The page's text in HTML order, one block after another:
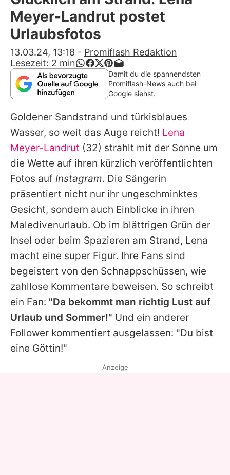
Alle Themen auf Promiflash
Jobs
App runterladen
Team
Redaktionelle Richtlinien
Impressum
Datenschutzerklärung
Nutzungsbedingungen
Utiq verwalten
Meyer-Landrut postet
Urlaubsfotos
13.03.24, 13:18 - Promiflash Redaktion
Lesezeit: 2 min
Damit du die spannendsten
Promiflash-News auch bei
Google siehst.
Goldener Sandstrand und türkisblaues
Wasser, so weit das Auge reicht! Lena
Meyer-Landrut (32) strahlt mit der Sonne um
die Wette auf ihren kürzlich veröffentlichten
Fotos auf Instagram. Die Sängerin
präsentiert nicht nur ihr ungeschminktes
Gesicht, sondern auch Einblicke in ihren
Maledivenurlaub. Ob im blättrigen Grün der
Insel oder beim Spazieren am Strand, Lena
macht eine super Figur. Ihre Fans sind
begeistert von den Schnappschüssen, wie
zahllose Kommentare beweisen. So schreibt
ein Fan: "Da bekommt man richtig Lust auf
Urlaub und Sommer!" Und ein anderer
Follower kommentiert ausgelassen: "Du bist
eine Göttin!"
Anzeige